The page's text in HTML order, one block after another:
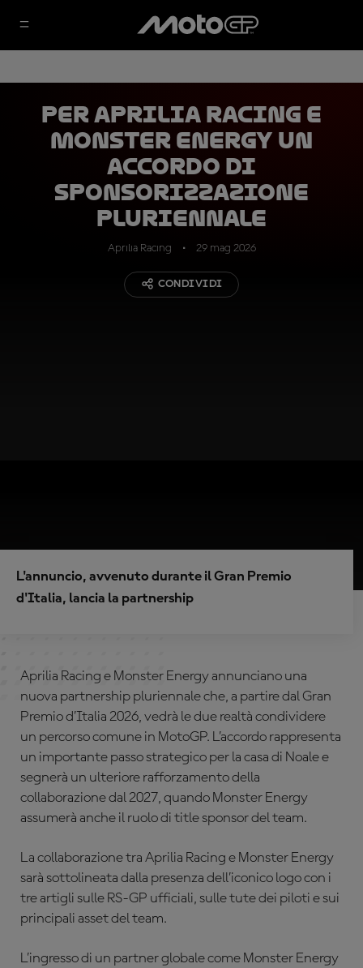
Per Aprilia Racing e
Monster Energy un
accordo di
sponsorizzazione
pluriennale
Aprilia Racing 29 mag 2026
CONDIVIDI
L'annuncio, avvenuto durante il Gran Premio
d'Italia, lancia la partnership
Aprilia Racing e Monster Energy annunciano una
nuova partnership pluriennale che, a partire dal Gran
Premio d’Italia 2026, vedrà le due realtà condividere
un percorso comune in MotoGP. L’accordo rappresenta
un importante passo strategico per la casa di Noale e
segnerà un ulteriore rafforzamento della
collaborazione dal 2027, quando Monster Energy
assumerà anche il ruolo di title sponsor del team.
La collaborazione tra Aprilia Racing e Monster Energy
sarà sottolineata dalla presenza dell’iconico logo con i
tre artigli sulle RS-GP ufficiali, sulle tute dei piloti e sui
principali asset del team.
L’ingresso di un partner globale come Monster Energy